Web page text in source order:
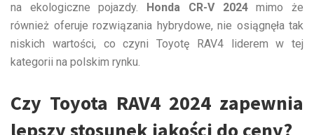
na ekologiczne pojazdy. Honda CR-V 2024mimo że
również oferuje rozwiązania hybrydowe, nie osiągnęła tak
niskich wartości, co czyni Toyotę RAV4 liderem w tej
kategorii na polskim rynku.
Czy Toyota RAV4 2024 zapewnia